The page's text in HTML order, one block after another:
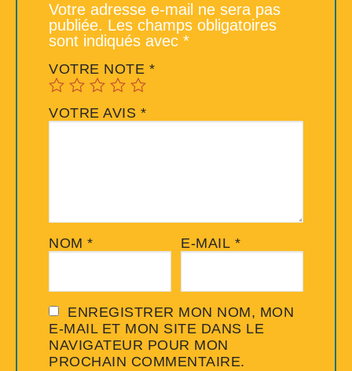
Votre adresse e-mail ne sera pas
publiée. Les champs obligatoires
sont indiqués avec *
VOTRE NOTE *
VOTRE AVIS *
NOM * E-MAIL *
ENREGISTRER MON NOM, MON
E-MAIL ET MON SITE DANS LE
NAVIGATEUR POUR MON
PROCHAIN COMMENTAIRE.